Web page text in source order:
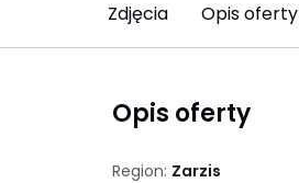
Zdjęcia Opis oferty
Opis oferty
Region: Zarzis